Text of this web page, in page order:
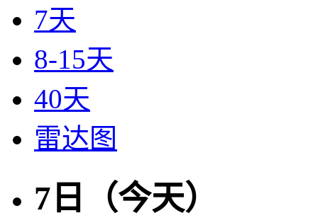
7天
8-15天
40天
雷达图
7日（今天）